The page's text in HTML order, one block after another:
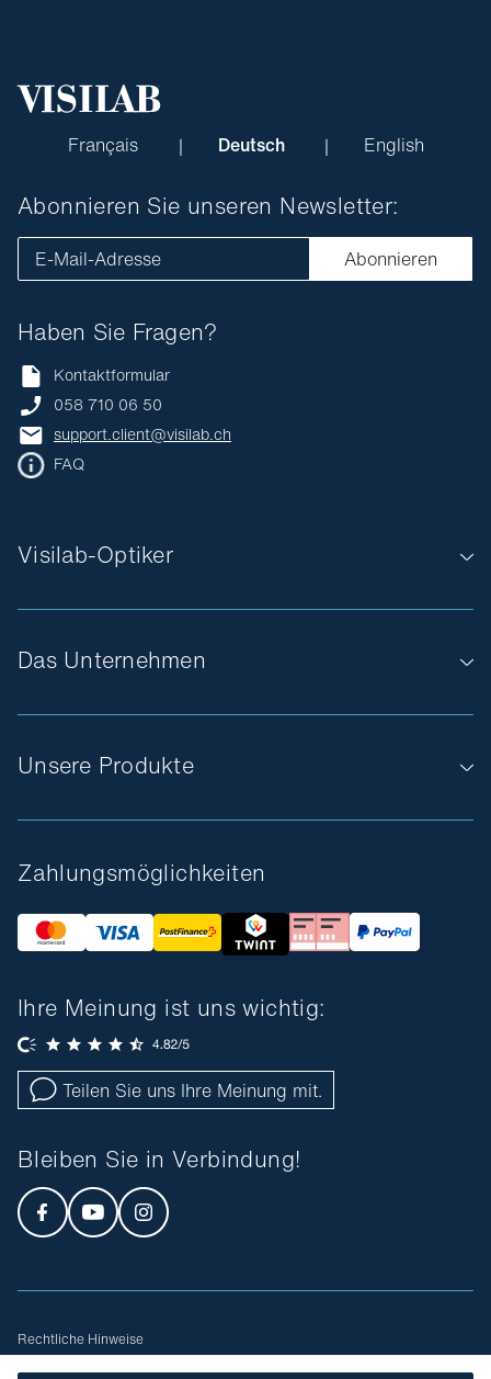
Français Deutsch English
Das Unternehmen
Unsere Produkte
Visilab-Optiker
Haben Sie Fragen?
Kontaktformular
058 710 06 50
support.client@visilab.ch
FAQ
Abonnieren Sie unseren Newsletter:
E-Mail-Adresse Abonnieren
Zahlungsmöglichkeiten
Ihre Meinung ist uns wichtig:
Teilen Sie uns Ihre Meinung mit.
Bleiben Sie in Verbindung!
Rechtliche Hinweise